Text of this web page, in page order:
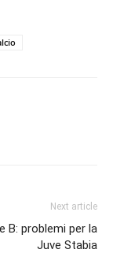
Next article
B: problemi per la
Juve Stabia